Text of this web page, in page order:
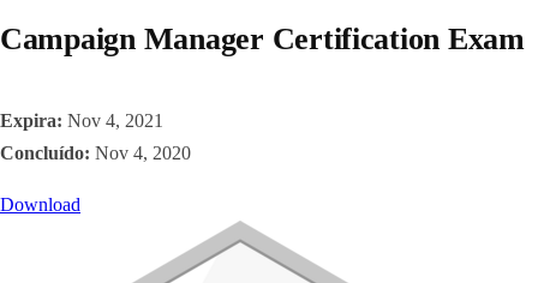
Campaign Manager Certification Exam
Expira: Nov 4, 2021
Concluído: Nov 4, 2020
Download